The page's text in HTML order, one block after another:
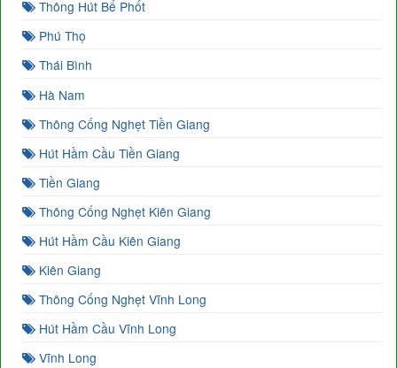
Thông Hút Bể Phốt
Phú Thọ
Thái Bình
Hà Nam
Thông Cống Nghẹt Tiền Giang
Hút Hầm Cầu Tiền Giang
Tiền Giang
Thông Cống Nghẹt Kiên Giang
Hút Hầm Cầu Kiên Giang
Kiên Giang
Thông Cống Nghẹt Vĩnh Long
Hút Hầm Cầu Vĩnh Long
Vĩnh Long